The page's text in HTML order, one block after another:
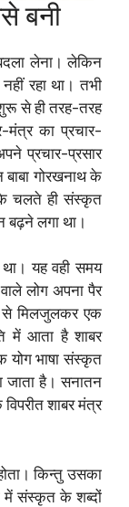
बनी
लेना। लेकिन
रहा था। तभी
शुरू से ही तरह-तरह
मंत्र का प्रचार-
प्रचार-प्रसार
बाबा गोरखनाथ के
के चलते ही संस्कृत
बढ़ने लगा था।
था। यह वही समय
लोग अपना पैर
से मिलजुलकर एक
में आता है शाबर
योग भाषा संस्कृत
जाता है। सनातन
शाबर मंत्र
किन्तु उसका
में संस्कृत के शब्दों